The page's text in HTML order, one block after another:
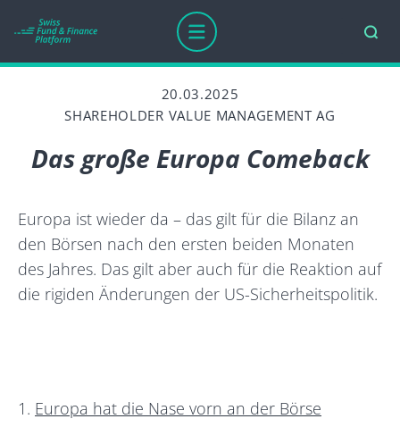
20.03.2025
SHAREHOLDER VALUE MANAGEMENT AG
Das große Europa Comeback
Europa ist wieder da – das gilt für die Bilanz an
den Börsen nach den ersten beiden Monaten
des Jahres. Das gilt aber auch für die Reaktion auf
die rigiden Änderungen der US-Sicherheitspolitik.
1. Europa hat die Nase vorn an der Börse